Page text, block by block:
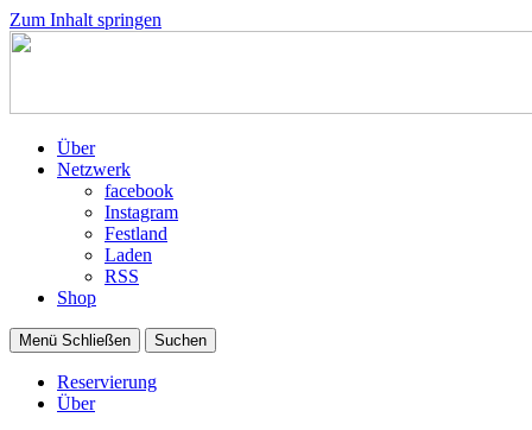
Zum Inhalt springen
Über
Netzwerk
facebook
Instagram
Festland
Laden
RSS
Shop
Menü Schließen Suchen
Reservierung
Über